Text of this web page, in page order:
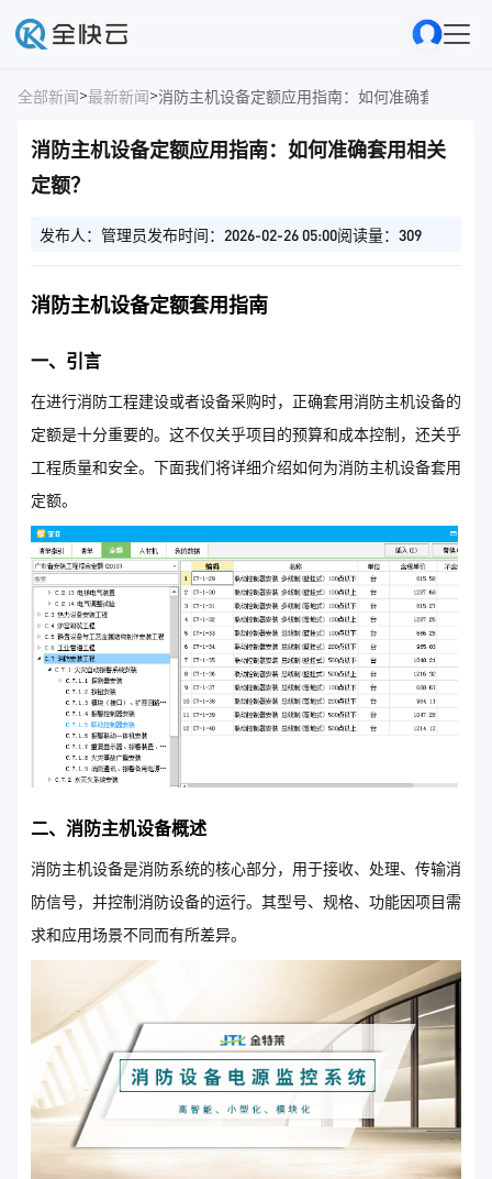
全部新闻>最新新闻>消防主机设备定额应用指南：如何准确套用相关
消防主机设备定额应用指南：如何准确套用相关
定额？
发布人：管理员发布时间：2026-02-26 05:00阅读量：309
消防主机设备定额套用指南
一、引言
在进行消防工程建设或者设备采购时，正确套用消防主机设备的
定额是十分重要的。这不仅关乎项目的预算和成本控制，还关乎
工程质量和安全。下面我们将详细介绍如何为消防主机设备套用
定额。
二、消防主机设备概述
消防主机设备是消防系统的核心部分，用于接收、处理、传输消
防信号，并控制消防设备的运行。其型号、规格、功能因项目需
求和应用场景不同而有所差异。